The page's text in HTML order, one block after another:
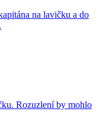
na lavičku a do
Rozuzlení by mohlo